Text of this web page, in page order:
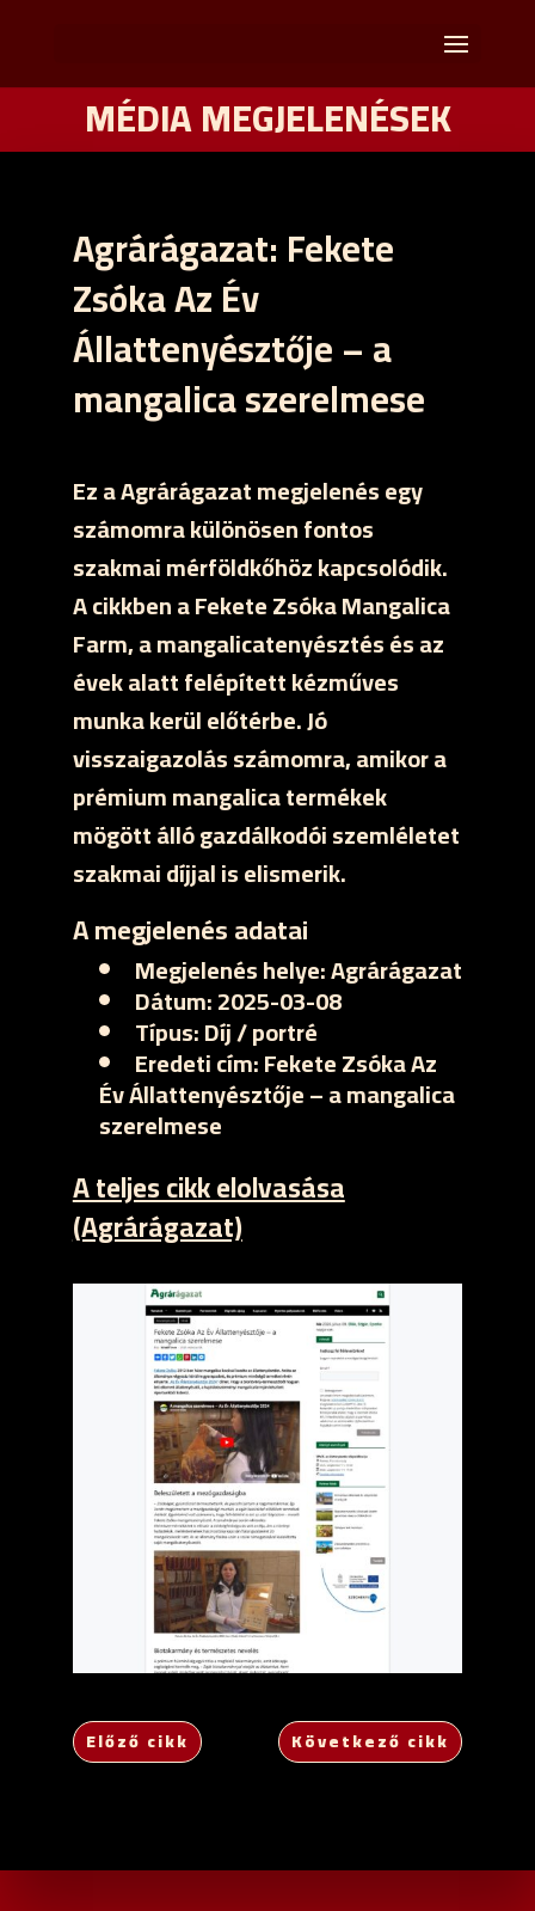
MÉDIA MEGJELENÉSEK
Agrárágazat: Fekete
Zsóka Az Év
Állattenyésztője – a
mangalica szerelmese
Ez a Agrárágazat megjelenés egy
számomra különösen fontos
szakmai mérföldkőhöz kapcsolódik.
A cikkben a Fekete Zsóka Mangalica
Farm, a mangalicatenyésztés és az
évek alatt felépített kézműves
munka kerül előtérbe. Jó
visszaigazolás számomra, amikor a
prémium mangalica termékek
mögött álló gazdálkodói szemléletet
szakmai díjjal is elismerik.
A megjelenés adatai
Megjelenés helye:Agrárágazat
Dátum:2025-03-08
Típus:Díj / portré
Eredeti cím:Fekete Zsóka Az
Év Állattenyésztője – a mangalica
szerelmese
A teljes cikk elolvasása
(Agrárágazat)
Előző cikk Következő cikk